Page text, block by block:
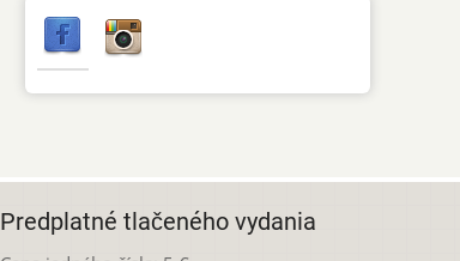
Predplatné tlačeného vydania